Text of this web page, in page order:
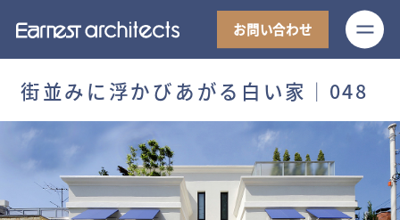
お問い合わせ
街並みに浮かびあがる白い家│048